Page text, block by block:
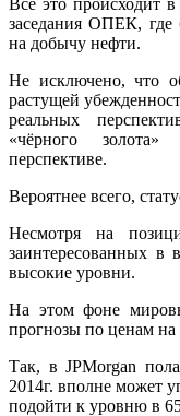
заседания ОПЕК, где
на добычу нефти.
Не исключено, что
растущей
реальных
«чёрного
перспективе.
Вероятнее всего,
Несмотря на
заинтересованных в
высокие уровни.
На этом фоне
прогнозы по ценам на
Так, в JPMorgan
2014г. вполне может
подойти к уровню в